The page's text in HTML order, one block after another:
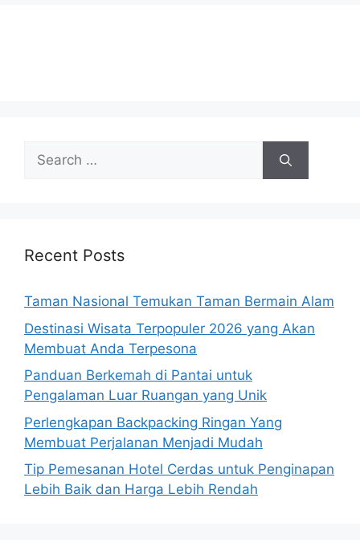
Search
for:
Recent Posts
Taman Nasional Temukan Taman Bermain Alam
Destinasi Wisata Terpopuler 2026 yang Akan
Membuat Anda Terpesona
Panduan Berkemah di Pantai untuk
Pengalaman Luar Ruangan yang Unik
Perlengkapan Backpacking Ringan Yang
Membuat Perjalanan Menjadi Mudah
Tip Pemesanan Hotel Cerdas untuk Penginapan
Lebih Baik dan Harga Lebih Rendah